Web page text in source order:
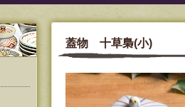
蓋物 十草梟(小)